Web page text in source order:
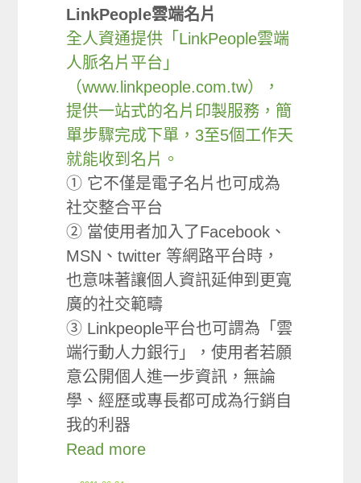
LinkPeople雲端名片
全人資通提供「LinkPeople雲端
人脈名片平台」
（www.linkpeople.com.tw），
提供一站式的名片印製服務，簡
單步驟完成下單，3至5個工作天
就能收到名片。
① 它不僅是電子名片也可成為
社交整合平台
② 當使用者加入了Facebook、
MSN、twitter 等網路平台時，
也意味著讓個人資訊延伸到更寬
廣的社交範疇
③ Linkpeople平台也可謂為「雲
端行動人力銀行」，使用者若願
意公開個人進一步資訊，無論
學、經歷或專長都可成為行銷自
我的利器
Read more